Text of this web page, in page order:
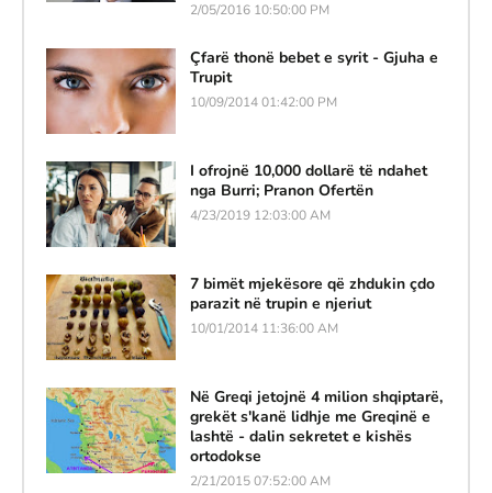
2/05/2016 10:50:00 PM
Çfarë thonë bebet e syrit - Gjuha e
Trupit
10/09/2014 01:42:00 PM
I ofrojnë 10,000 dollarë të ndahet
nga Burri; Pranon Ofertën
4/23/2019 12:03:00 AM
7 bimët mjekësore që zhdukin çdo
parazit në trupin e njeriut
10/01/2014 11:36:00 AM
Në Greqi jetojnë 4 milion shqiptarë,
grekët s'kanë lidhje me Greqinë e
lashtë - dalin sekretet e kishës
ortodokse
2/21/2015 07:52:00 AM